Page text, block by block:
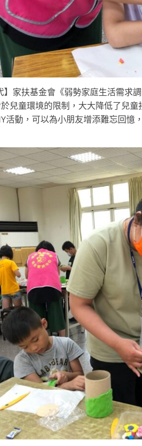
家扶基金會《弱勢家庭生活需求
兒童環境的限制，大大降低了兒
活動，可以為小朋友增添難忘回憶